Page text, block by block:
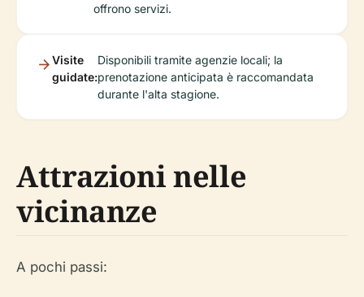
offrono servizi.
Visite
guidate:
Disponibili tramite agenzie locali; la
prenotazione anticipata è raccomandata
durante l'alta stagione.
Attrazioni nelle
vicinanze
A pochi passi: